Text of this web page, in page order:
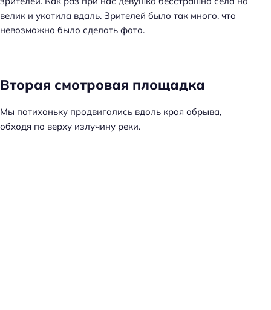
велик и укатила вдаль. Зрителей было так много, что
невозможно было сделать фото.
Вторая смотровая площадка
Мы потихоньку продвигались вдоль края обрыва,
обходя по верху излучину реки.